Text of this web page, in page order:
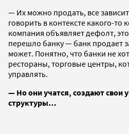
— Их можно продать, все
говорить в контексте какого-то
компания объявляет дефолт,
перешло банку — банк продает
может. Понятно, что банки не
рестораны, торговые центры,
управлять.
— Но они учатся, создают свои
структуры…